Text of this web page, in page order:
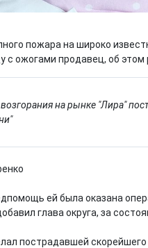
пожара на широко
с ожогами продавец, об этом
возгорания на рынке "Лира"
ей была оказана
глава округа, за
пострадавшей скорейшего